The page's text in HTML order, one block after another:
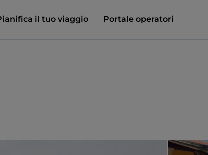
il tuo viaggio Portale operatori